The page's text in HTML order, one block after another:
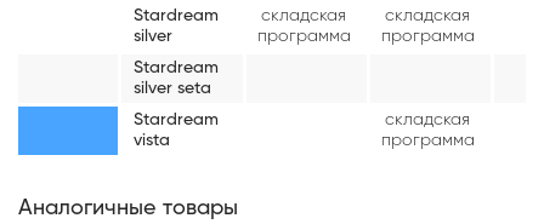
Stardream
silver
складская
программа
складская
программа
Stardream
silver seta
Stardream
vista
складская
программа
Аналогичные товары